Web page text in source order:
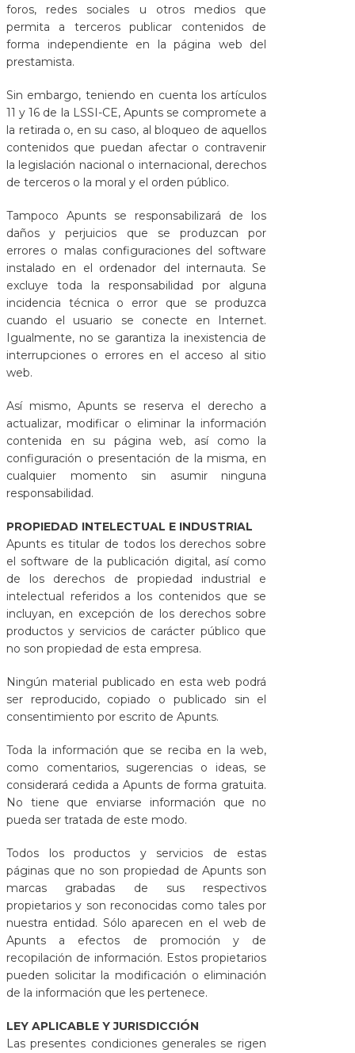
foros, redes sociales u otros medios que
permita a terceros publicar contenidos de
forma independiente en la página web del
prestamista.
Sin embargo, teniendo en cuenta los artículos
11 y 16 de la LSSI-CE, Apunts se compromete a
la retirada o, en su caso, al bloqueo de aquellos
contenidos que puedan afectar o contravenir
la legislación nacional o internacional, derechos
de terceros o la moral y el orden público.
Tampoco Apunts se responsabilizará de los
daños y perjuicios que se produzcan por
errores o malas configuraciones del software
instalado en el ordenador del internauta. Se
excluye toda la responsabilidad por alguna
incidencia técnica o error que se produzca
cuando el usuario se conecte en Internet.
Igualmente, no se garantiza la inexistencia de
interrupciones o errores en el acceso al sitio
web.
Así mismo, Apunts se reserva el derecho a
actualizar, modificar o eliminar la información
contenida en su página web, así como la
configuración o presentación de la misma, en
cualquier momento sin asumir ninguna
responsabilidad.
PROPIEDAD INTELECTUAL E INDUSTRIAL
Apunts es titular de todos los derechos sobre
el software de la publicación digital, así como
de los derechos de propiedad industrial e
intelectual referidos a los contenidos que se
incluyan, en excepción de los derechos sobre
productos y servicios de carácter público que
no son propiedad de esta empresa.
Ningún material publicado en esta web podrá
ser reproducido, copiado o publicado sin el
consentimiento por escrito de Apunts.
Toda la información que se reciba en la web,
como comentarios, sugerencias o ideas, se
considerará cedida a Apunts de forma gratuita.
No tiene que enviarse información que no
pueda ser tratada de este modo.
Todos los productos y servicios de estas
páginas que no son propiedad de Apunts son
marcas grabadas de sus respectivos
propietarios y son reconocidas como tales por
nuestra entidad. Sólo aparecen en el web de
Apunts a efectos de promoción y de
recopilación de información. Estos propietarios
pueden solicitar la modificación o eliminación
de la información que les pertenece.
LEY APLICABLE Y JURISDICCIÓN
Las presentes condiciones generales se rigen